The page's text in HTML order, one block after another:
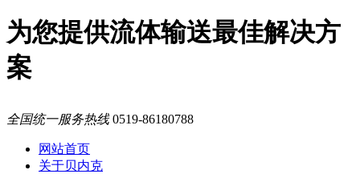
为您提供流体输送最佳解决方
案
全国统一服务热线0519-86180788
网站首页
关于贝内克